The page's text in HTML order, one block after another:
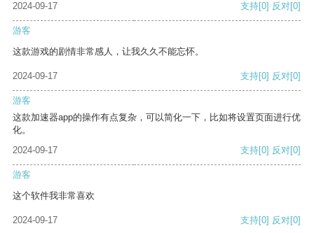
2024-09-17
支持[0] 反对[0]
游客
这款游戏的剧情非常感人，让我久久不能忘怀。
2024-09-17 支持[0] 反对[0]
游客
这款加速器app的操作有点复杂，可以简化一下，比如将设置页面进行优
化。
2024-09-17
支持[0] 反对[0]
游客
这个软件我非常喜欢
2024-09-17 支持[0] 反对[0]